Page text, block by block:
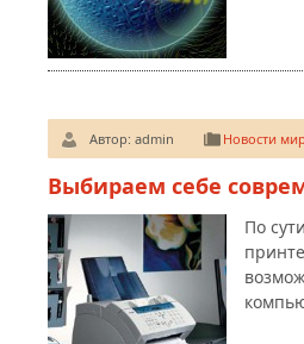
Автор: admin Новости
Выбираем себе
По